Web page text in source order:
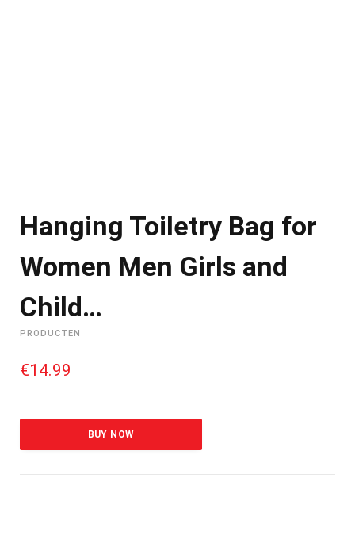
Hanging Toiletry Bag for
Women Men Girls and
Child…
PRODUCTEN
€14.99
BUY NOW